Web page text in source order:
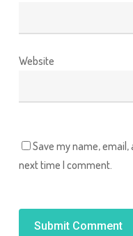
Website
Save my name,
next time I comment.